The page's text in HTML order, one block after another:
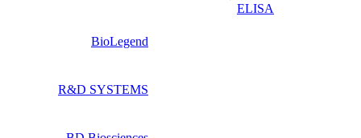
ELISA
BioLegend
R&D SYSTEMS